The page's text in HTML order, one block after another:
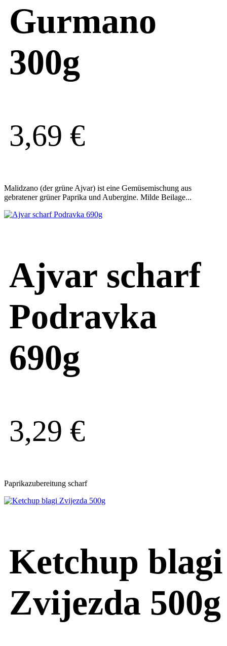
Gurmano
300g
3,69 €
Malidzano (der grüne Ajvar) ist eine Gemüsemischung aus
gebratener grüner Paprika und Aubergine. Milde Beilage...
Ajvar scharf
Podravka
690g
3,29 €
Paprikazubereitung scharf
Ketchup blagi
Zvijezda 500g